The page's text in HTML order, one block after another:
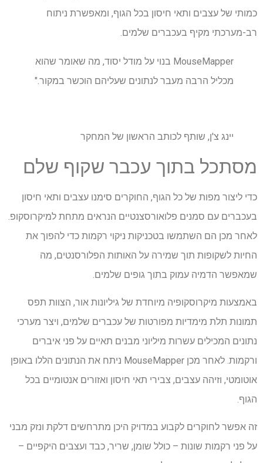
כמותי של עצבים ותאי חיסון בכל הגוף, ומאפשרת ניתוח
רב-מערכתי מקיף בעכברים שלמים.
MouseMapper בנוי על מודל יסוד, מה שאומר שהוא
מכליל הרבה מעבר לנתונים שעליהם הוכשר במקור."
יינג צ'ן, שותף לכותב הראשון של המחקר
מסתכל בתוך עכבר שקוף שלם
כדי ליצור מפות של כל הגוף, החוקרים סימנו עצבים ותאי חיסון
בעכברים עם סמנים פלואורסצנטיים הנראים מתחת למיקרוסקופ.
לאחר מכן הם השתמשו בטכניקות ניקוי רקמות כדי להפוך את
החיות לשקופות תוך שמירה על האותות הפלורסנטים, מה
שמאפשר הדמיה עמוק בתוך גופים שלמים.
באמצעות מיקרוסקופיה מיוחדת של גיליונות אור, הצוות תפס
תמונות תלת מימדיות מפורטות של עכברים שלמים, ויצר מערכי
נתונים המכילים עשרות מיליוני מבנים תאיים על פני איברים
ורקמות. לאחר מכן MouseMapper ניתח את הנתונים הללו באופן
אוטומטי, וזיהה עצבים, צבירי תאי חיסון ואזורים אנטומיים בכל
הגוף.
זה אפשר לחוקרים לקבוע במדויק היכן מתרחשים דלקת ונזק מבני
על פני רקמות שונות – כולל שומן, שריר, כבד ועצבים היקפיים –